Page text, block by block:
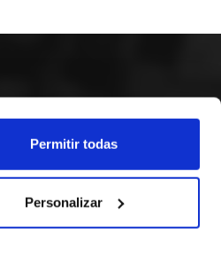
Permitir todas
Personalizar